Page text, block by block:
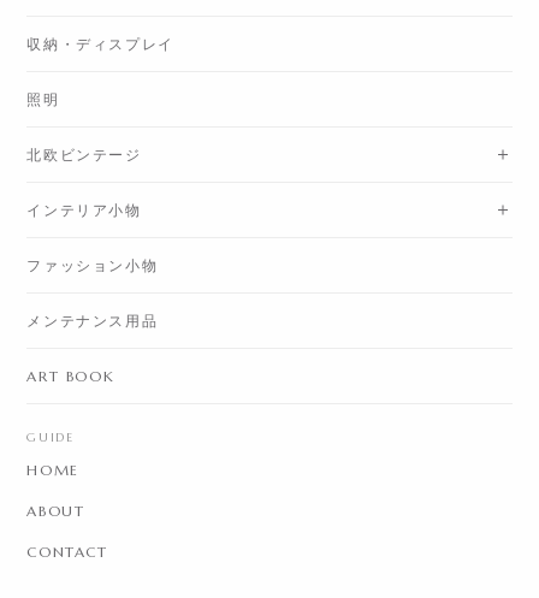
収納・ディスプレイ
照明
北欧ビンテージ
インテリア小物
ファッション小物
メンテナンス用品
ART BOOK
GUIDE
HOME
ABOUT
CONTACT